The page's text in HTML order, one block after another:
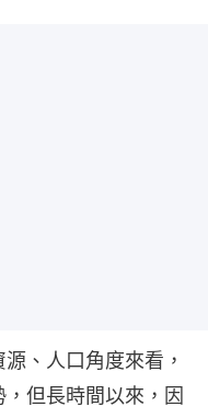
、人口角度來看，
但長時間以來，因